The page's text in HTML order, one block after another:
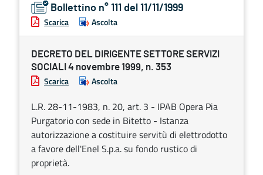
Bollettino n° 111 del 11/11/1999
Scarica Ascolta
DECRETO DEL DIRIGENTE SETTORE SERVIZI
SOCIALI 4 novembre 1999, n. 353
Scarica Ascolta
L.R. 28-11-1983, n. 20, art. 3 - IPAB Opera Pia
Purgatorio con sede in Bitetto - Istanza
autorizzazione a costituire servitù di elettrodotto
a favore dell'Enel S.p.a. su fondo rustico di
proprietà.